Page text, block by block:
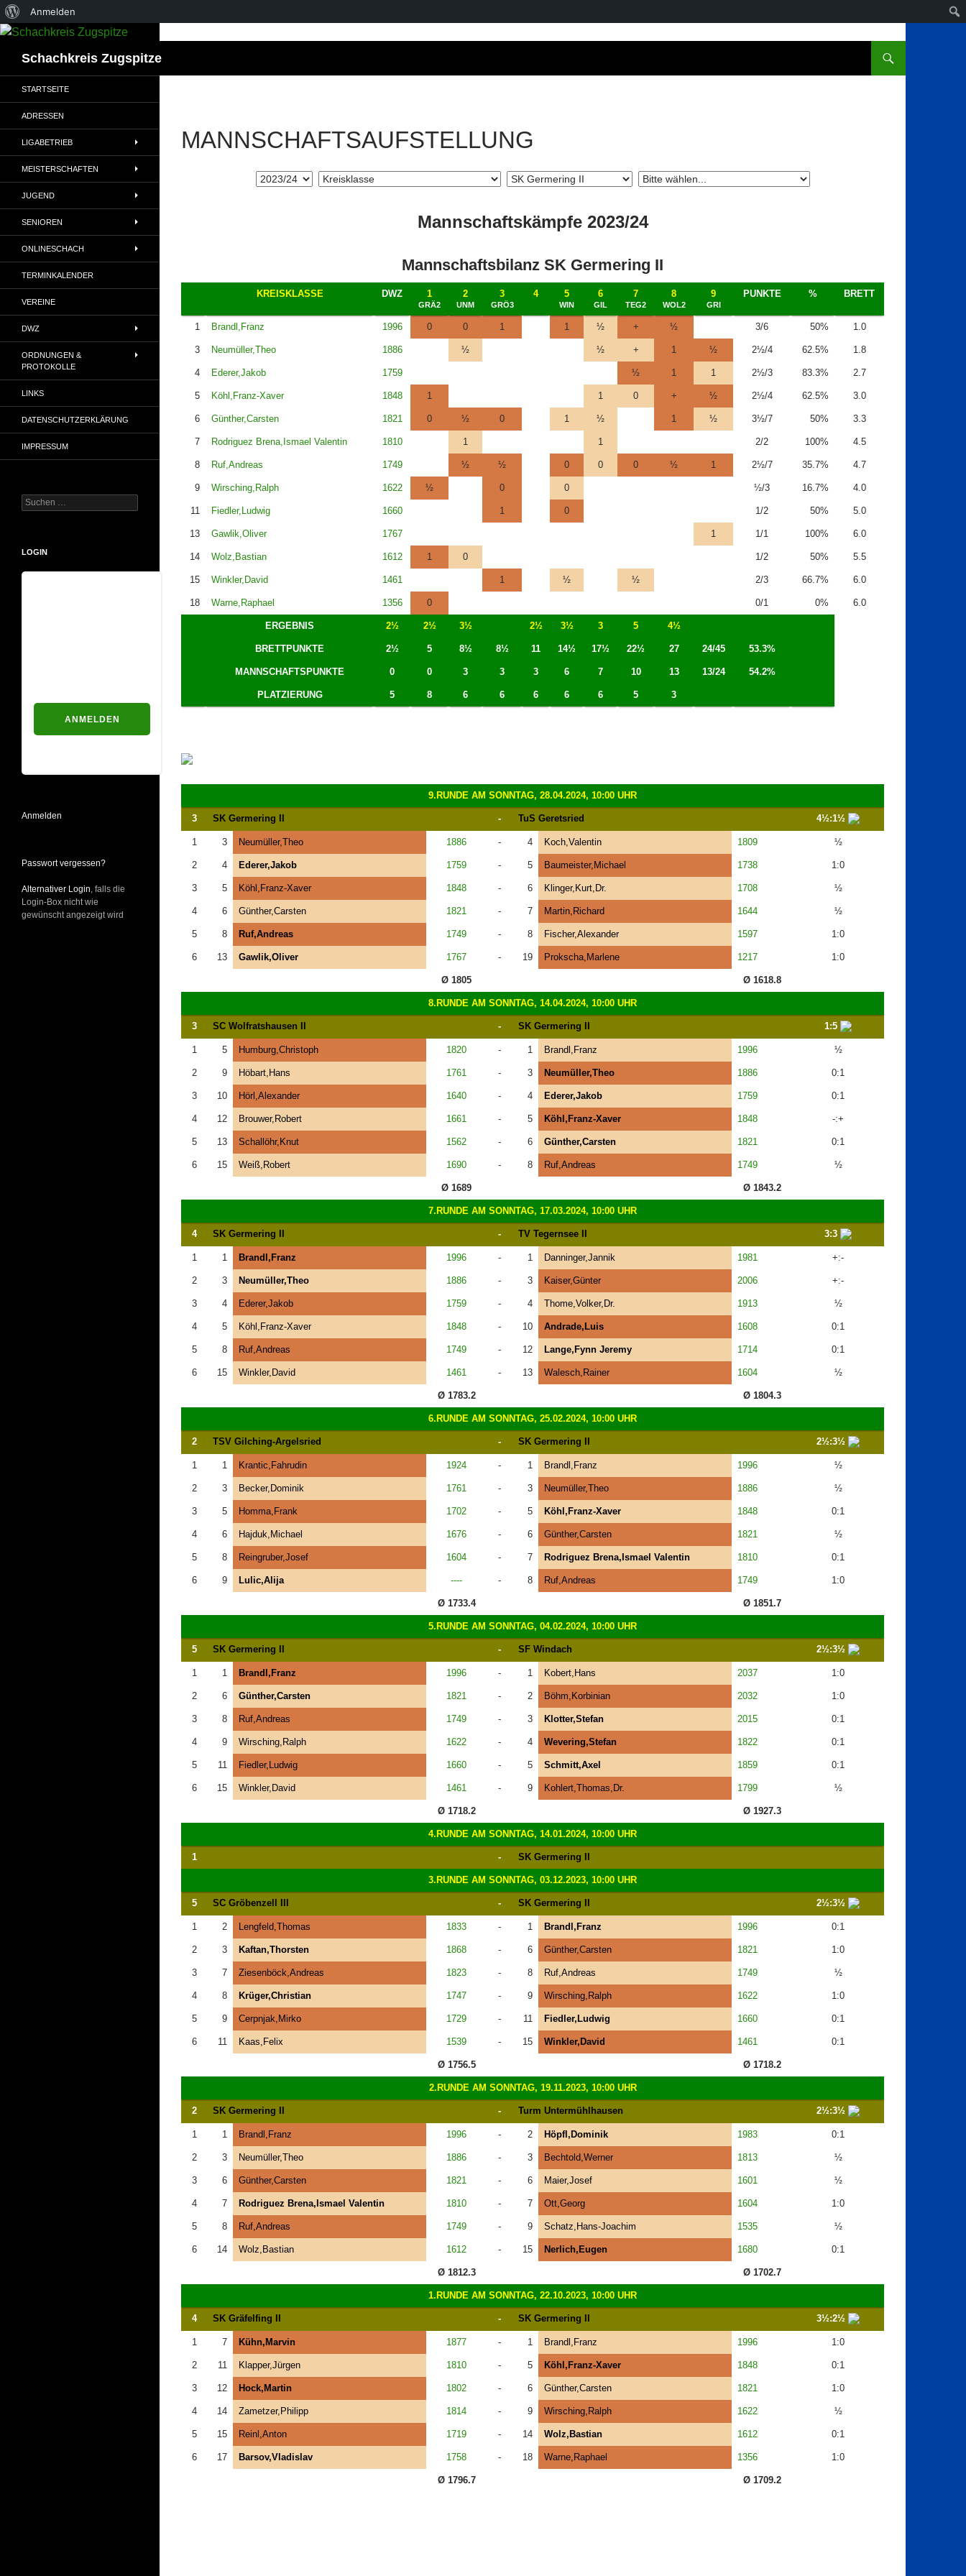
Über
WordPress
Anmelden
Schachkreis Zugspitze
MANNSCHAFTSAUFSTELLUNG
Mannschaftskämpfe 2023/24
Mannschaftsbilanz SK Germering II
KREISKLASSE DWZ 1
GRÄ2
2
UNM
3
GRÖ3
4 5
WIN
6
GIL
7
TEG2
8
WOL2
9
GRI
PUNKTE % BRETT
1 Brandl,Franz 1996 0 0 1 1 ½ + ½ 3/6 50% 1.0
3 Neumüller,Theo 1886 ½ ½ + 1 ½ 2½/4 62.5% 1.8
4 Ederer,Jakob 1759 ½ 1 1 2½/3 83.3% 2.7
5 Köhl,Franz-Xaver 1848 1 1 0 + ½ 2½/4 62.5% 3.0
6 Günther,Carsten 1821 0 ½ 0 1 ½ 1 ½ 3½/7 50% 3.3
7 Rodriguez Brena,Ismael Valentin 1810 1 1 2/2 100% 4.5
8 Ruf,Andreas 1749 ½ ½ 0 0 0 ½ 1 2½/7 35.7% 4.7
9 Wirsching,Ralph 1622 ½ 0 0 ½/3 16.7% 4.0
11 Fiedler,Ludwig 1660 1 0 1/2 50% 5.0
13 Gawlik,Oliver 1767 1 1/1 100% 6.0
14 Wolz,Bastian 1612 1 0 1/2 50% 5.5
15 Winkler,David 1461 1 ½ ½ 2/3 66.7% 6.0
18 Warne,Raphael 1356 0 0/1 0% 6.0
ERGEBNIS 2½ 2½ 3½ 2½ 3½ 3 5 4½
BRETTPUNKTE 2½ 5 8½ 8½ 11 14½ 17½ 22½ 27 24/45 53.3%
MANNSCHAFTSPUNKTE 0 0 3 3 3 6 7 10 13 13/24 54.2%
PLATZIERUNG 5 8 6 6 6 6 6 5 3
9.RUNDE AM SONNTAG, 28.04.2024, 10:00 UHR
3 SK Germering II - TuS Geretsried 4½:1½
1 3 Neumüller,Theo 1886 - 4 Koch,Valentin 1809 ½
2 4 Ederer,Jakob 1759 - 5 Baumeister,Michael 1738 1:0
3 5 Köhl,Franz-Xaver 1848 - 6 Klinger,Kurt,Dr. 1708 ½
4 6 Günther,Carsten 1821 - 7 Martin,Richard 1644 ½
5 8 Ruf,Andreas 1749 - 8 Fischer,Alexander 1597 1:0
6 13 Gawlik,Oliver 1767 - 19 Prokscha,Marlene 1217 1:0
Ø 1805 Ø 1618.8
8.RUNDE AM SONNTAG, 14.04.2024, 10:00 UHR
3 SC Wolfratshausen II - SK Germering II 1:5
1 5 Humburg,Christoph 1820 - 1 Brandl,Franz 1996 ½
2 9 Höbart,Hans 1761 - 3 Neumüller,Theo 1886 0:1
3 10 Hörl,Alexander 1640 - 4 Ederer,Jakob 1759 0:1
4 12 Brouwer,Robert 1661 - 5 Köhl,Franz-Xaver 1848 -:+
5 13 Schallöhr,Knut 1562 - 6 Günther,Carsten 1821 0:1
6 15 Weiß,Robert 1690 - 8 Ruf,Andreas 1749 ½
Ø 1689 Ø 1843.2
7.RUNDE AM SONNTAG, 17.03.2024, 10:00 UHR
4 SK Germering II - TV Tegernsee II 3:3
1 1 Brandl,Franz 1996 - 1 Danninger,Jannik 1981 +:-
2 3 Neumüller,Theo 1886 - 3 Kaiser,Günter 2006 +:-
3 4 Ederer,Jakob 1759 - 4 Thome,Volker,Dr. 1913 ½
4 5 Köhl,Franz-Xaver 1848 - 10 Andrade,Luis 1608 0:1
5 8 Ruf,Andreas 1749 - 12 Lange,Fynn Jeremy 1714 0:1
6 15 Winkler,David 1461 - 13 Walesch,Rainer 1604 ½
Ø 1783.2 Ø 1804.3
6.RUNDE AM SONNTAG, 25.02.2024, 10:00 UHR
2 TSV Gilching-Argelsried - SK Germering II 2½:3½
1 1 Krantic,Fahrudin 1924 - 1 Brandl,Franz 1996 ½
2 3 Becker,Dominik 1761 - 3 Neumüller,Theo 1886 ½
3 5 Homma,Frank 1702 - 5 Köhl,Franz-Xaver 1848 0:1
4 6 Hajduk,Michael 1676 - 6 Günther,Carsten 1821 ½
5 8 Reingruber,Josef 1604 - 7 Rodriguez Brena,Ismael Valentin 1810 0:1
6 9 Lulic,Alija ---- - 8 Ruf,Andreas 1749 1:0
Ø 1733.4 Ø 1851.7
5.RUNDE AM SONNTAG, 04.02.2024, 10:00 UHR
5 SK Germering II - SF Windach 2½:3½
1 1 Brandl,Franz 1996 - 1 Kobert,Hans 2037 1:0
2 6 Günther,Carsten 1821 - 2 Böhm,Korbinian 2032 1:0
3 8 Ruf,Andreas 1749 - 3 Klotter,Stefan 2015 0:1
4 9 Wirsching,Ralph 1622 - 4 Wevering,Stefan 1822 0:1
5 11 Fiedler,Ludwig 1660 - 5 Schmitt,Axel 1859 0:1
6 15 Winkler,David 1461 - 9 Kohlert,Thomas,Dr. 1799 ½
Ø 1718.2 Ø 1927.3
4.RUNDE AM SONNTAG, 14.01.2024, 10:00 UHR
1 - SK Germering II
3.RUNDE AM SONNTAG, 03.12.2023, 10:00 UHR
5 SC Gröbenzell III - SK Germering II 2½:3½
1 2 Lengfeld,Thomas 1833 - 1 Brandl,Franz 1996 0:1
2 3 Kaftan,Thorsten 1868 - 6 Günther,Carsten 1821 1:0
3 7 Ziesenböck,Andreas 1823 - 8 Ruf,Andreas 1749 ½
4 8 Krüger,Christian 1747 - 9 Wirsching,Ralph 1622 1:0
5 9 Cerpnjak,Mirko 1729 - 11 Fiedler,Ludwig 1660 0:1
6 11 Kaas,Felix 1539 - 15 Winkler,David 1461 0:1
Ø 1756.5 Ø 1718.2
2.RUNDE AM SONNTAG, 19.11.2023, 10:00 UHR
2 SK Germering II - Turm Untermühlhausen 2½:3½
1 1 Brandl,Franz 1996 - 2 Höpfl,Dominik 1983 0:1
2 3 Neumüller,Theo 1886 - 3 Bechtold,Werner 1813 ½
3 6 Günther,Carsten 1821 - 6 Maier,Josef 1601 ½
4 7 Rodriguez Brena,Ismael Valentin 1810 - 7 Ott,Georg 1604 1:0
5 8 Ruf,Andreas 1749 - 9 Schatz,Hans-Joachim 1535 ½
6 14 Wolz,Bastian 1612 - 15 Nerlich,Eugen 1680 0:1
Ø 1812.3 Ø 1702.7
1.RUNDE AM SONNTAG, 22.10.2023, 10:00 UHR
4 SK Gräfelfing II - SK Germering II 3½:2½
1 7 Kühn,Marvin 1877 - 1 Brandl,Franz 1996 1:0
2 11 Klapper,Jürgen 1810 - 5 Köhl,Franz-Xaver 1848 0:1
3 12 Hock,Martin 1802 - 6 Günther,Carsten 1821 1:0
4 14 Zametzer,Philipp 1814 - 9 Wirsching,Ralph 1622 ½
5 15 Reinl,Anton 1719 - 14 Wolz,Bastian 1612 0:1
6 17 Barsov,Vladislav 1758 - 18 Warne,Raphael 1356 1:0
Ø 1796.7 Ø 1709.2
STARTSEITE
ADRESSEN
LIGABETRIEB
MEISTERSCHAFTEN
JUGEND
SENIOREN
ONLINESCHACH
TERMINKALENDER
VEREINE
DWZ
ORDNUNGEN &
PROTOKOLLE
LINKS
DATENSCHUTZERKLÄRUNG
IMPRESSUM
Suchen
nach:
LOGIN
Anmelden
Passwort vergessen?
Alternativer Login , falls die
Login-Box nicht wie
gewünscht angezeigt wird